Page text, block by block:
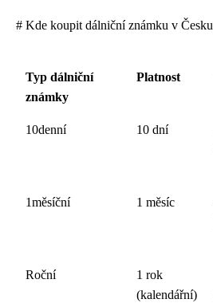
# Kde koupit dálniční známku v Česku
Typ dálniční
známky
Platnost
10denní 10 dní
1měsíční 1 měsíc
Roční
1 rok
(kalendářní)